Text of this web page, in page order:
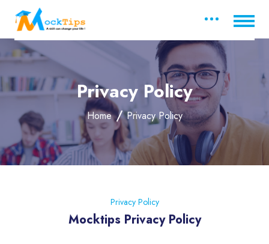
Privacy Policy
Home Privacy Policy
Privacy Policy
Mocktips Privacy Policy